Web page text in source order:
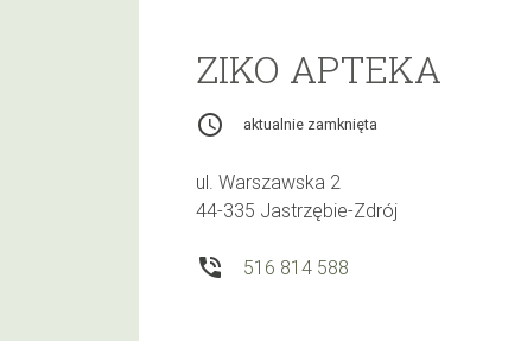
ZIKO APTEKA
access_time aktualnie zamknięta
ul. Warszawska 2
44-335 Jastrzębie-Zdrój
phone_in_talk 516 814 588